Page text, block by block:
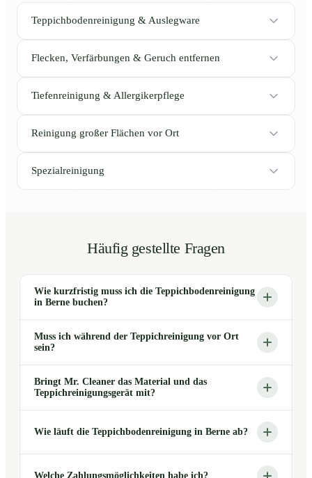
Teppichbodenreinigung & Auslegware
Flecken, Verfärbungen & Geruch entfernen
Tiefenreinigung & Allergikerpflege
Reinigung großer Flächen vor Ort
Spezialreinigung
Häufig gestellte Fragen
Wie kurzfristig muss ich die Teppichbodenreinigung
in Berne buchen?
Muss ich während der Teppichreinigung vor Ort
sein?
Bringt Mr. Cleaner das Material und das
Teppichreinigungsgerät mit?
Wie läuft die Teppichbodenreinigung in Berne ab?
Welche Zahlungsmöglichkeiten habe ich?